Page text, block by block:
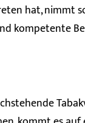
hat, nimmt
kompetente